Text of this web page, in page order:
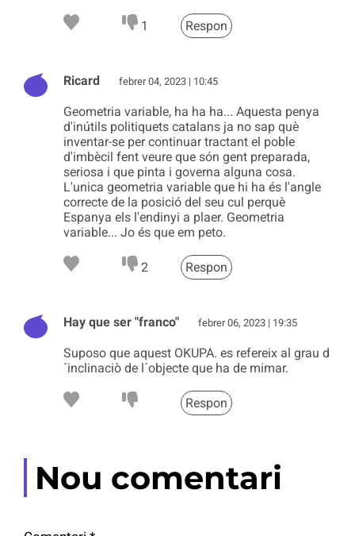
1 Respon
Ricard febrer 04, 2023 | 10:45
Geometria variable, ha ha ha... Aquesta penya
d'inútils politiquets catalans ja no sap què
inventar-se per continuar tractant el poble
d'imbècil fent veure que són gent preparada,
seriosa i que pinta i governa alguna cosa.
L'unica geometria variable que hi ha és l'angle
correcte de la posició del seu cul perquè
Espanya els l'endinyi a plaer. Geometria
variable... Jo és que em peto.
2 Respon
Hay que ser "franco" febrer 06, 2023 | 19:35
Suposo que aquest OKUPA. es refereix al grau d
´inclinaciò de l´objecte que ha de mimar.
Respon
Nou comentari